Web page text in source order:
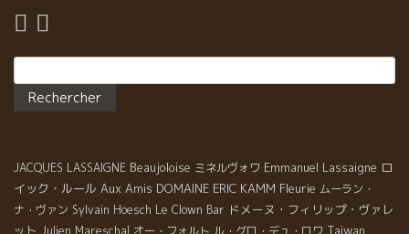
造りをはじめていた。 自然派の古参の醸造家でも、進化を続けて
JACQUES LASSAIGNE Beaujoloise ミネルヴォワ Emmanuel Lassaigne ロ
イック・ルール Aux Amis DOMAINE ERIC KAMM Fleurie ムーラン・
ナ・ヴァン Sylvain Hoesch Le Clown Bar ドメーヌ・フィリップ・ヴァレ